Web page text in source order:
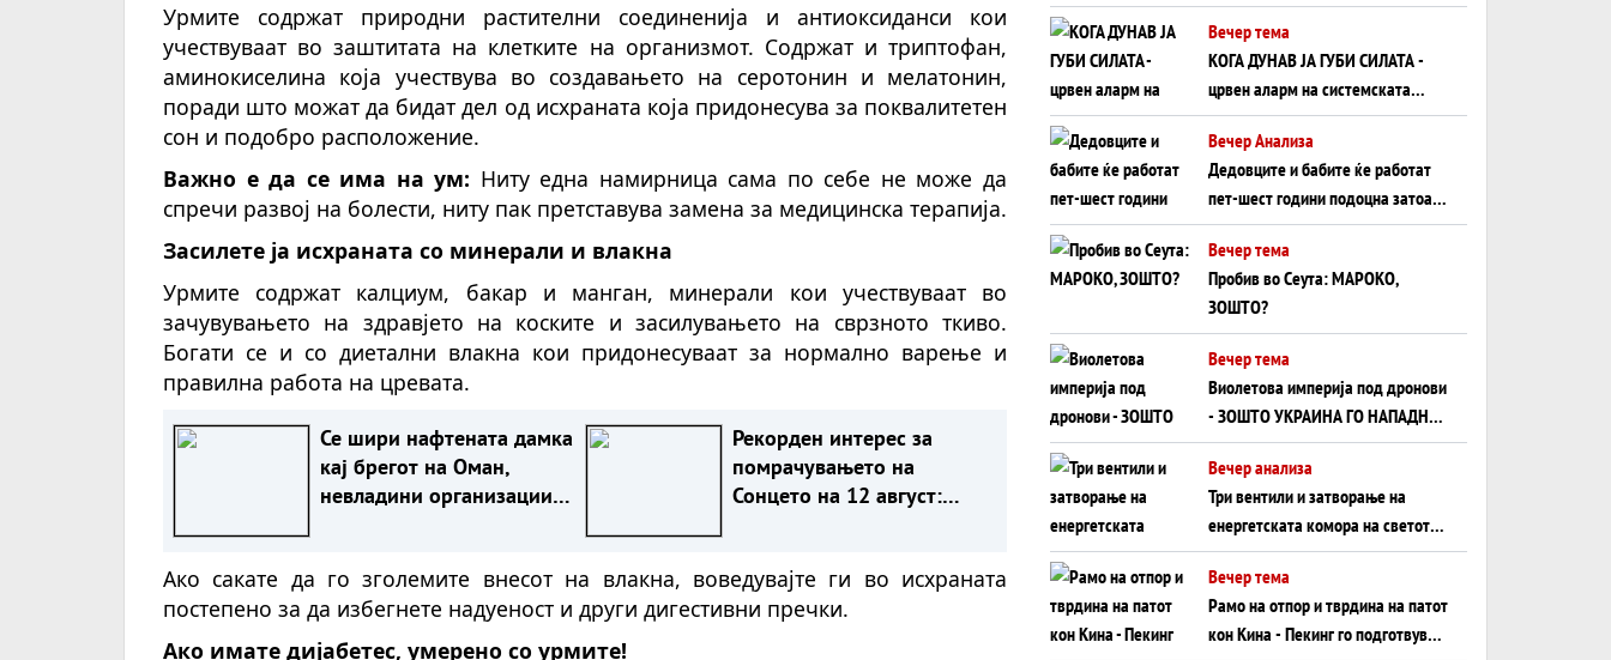
Урмите содржат природни растителни соединенија и антиоксиданси кои
учествуваат во заштитата на клетките на организмот. Содржат и триптофан,
аминокиселина која учествува во создавањето на серотонин и мелатонин,
поради што можат да бидат дел од исхраната која придонесува за поквалитетен
сон и подобро расположение.
Важно е да се има на ум: Ниту една намирница сама по себе не може да
спречи развој на болести, ниту пак претставува замена за медицинска терапија.
Засилете ја исхраната со минерали и влакна
Урмите содржат калциум, бакар и манган, минерали кои учествуваат во
зачувувањето на здравјето на коските и засилувањето на сврзното ткиво.
Богати се и со диетални влакна кои придонесуваат за нормално варење и
правилна работа на цревата.
Се шири нафтената дамка
кај брегот на Оман,
невладини организации
Рекорден интерес за
помрачувањето на
Сонцето на 12 август:
Ако сакате да го зголемите внесот на влакна, воведувајте ги во исхраната
постепено за да избегнете надуеност и други дигестивни пречки.
Ако имате дијабетес, умерено со урмите!
Вечер тема
КОГА ДУНАВ ЈА ГУБИ СИЛАТА -
црвен аларм на системската
плоча од јужна Германија до
Црното Море...
Вечер Анализа
Дедовците и бабите ќе работат
пет-шест години подоцна затоа
што НЕМААТ ВНУЦИ ДА ГИ
ЗАМЕНАТ
Вечер тема
Пробив во Сеута: МАРОКО,
ЗОШТО?
Вечер тема
Виолетова империја под дронови
- ЗОШТО УКРАИНА ГО НАПАДНА
РУСКИОТ WILDBERRIES
Вечер анализа
Три вентили и затворање на
енергетската комора на светот:
Нападот во Суец најавува
глобален енергетски инфаркт?
Вечер тема
Рамо на отпор и тврдина на патот
кон Кина - Пекинг го подготвува